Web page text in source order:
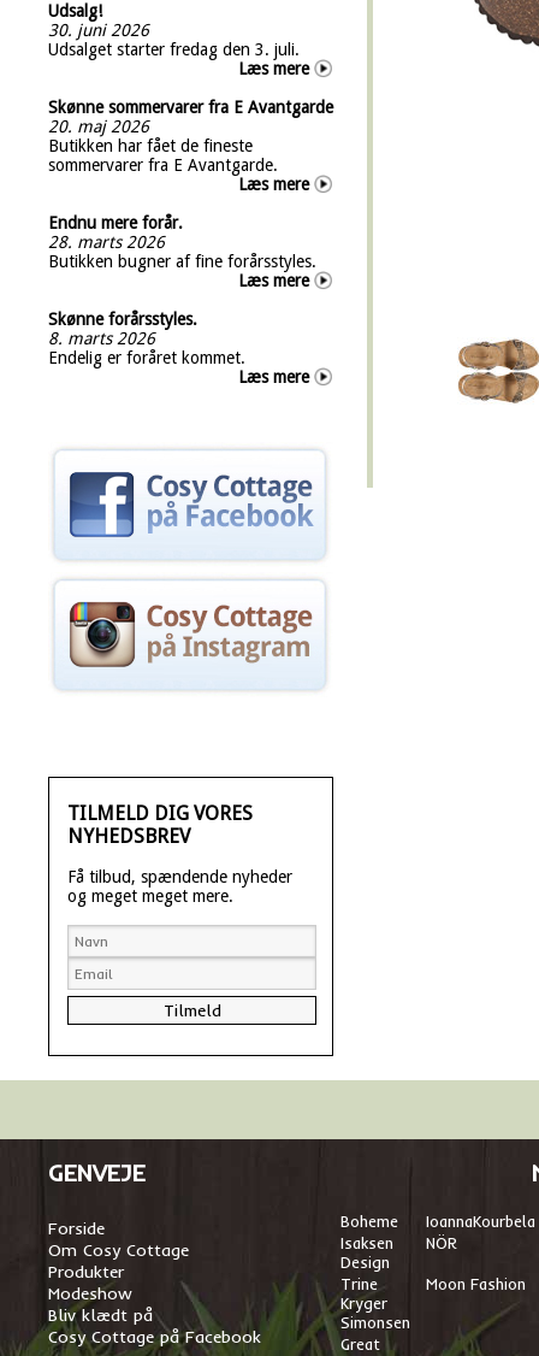
Udsalg!
30. juni 2026
Udsalget starter fredag den 3. juli.
Læs mere
Skønne sommervarer fra E Avantgarde
20. maj 2026
Butikken har fået de fineste
sommervarer fra E Avantgarde.
Læs mere
Endnu mere forår.
28. marts 2026
Butikken bugner af fine forårsstyles.
Læs mere
Skønne forårsstyles.
8. marts 2026
Endelig er foråret kommet.
Læs mere
TILMELD DIG VORES
NYHEDSBREV
Få tilbud, spændende nyheder
og meget meget mere.
GENVEJE
Forside
Om Cosy Cottage
Produkter
Modeshow
Bliv klædt på
Cosy Cottage på Facebook
Boheme IoannaKourbela
Isaksen
Design
NÖR
Trine
Kryger
Simonsen
Moon Fashion
Great